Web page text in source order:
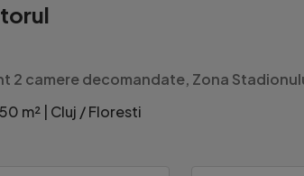
2 camere decomandate, Zona
m² | Cluj / Floresti